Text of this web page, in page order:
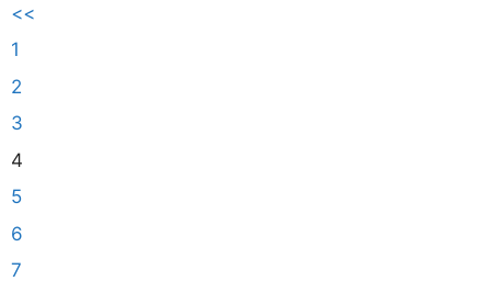
<<
1
2
3
4
5
6
7